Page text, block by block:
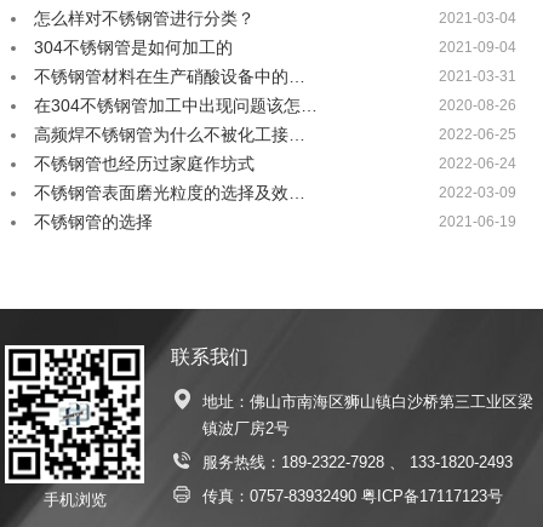
怎么样对不锈钢管进行分类？ 2021-03-04
304不锈钢管是如何加工的 2021-09-04
不锈钢管材料在生产硝酸设备中的… 2021-03-31
在304不锈钢管加工中出现问题该怎… 2020-08-26
高频焊不锈钢管为什么不被化工接… 2022-06-25
不锈钢管也经历过家庭作坊式 2022-06-24
不锈钢管表面磨光粒度的选择及效… 2022-03-09
不锈钢管的选择 2021-06-19
手机浏览
联系我们
地址：佛山市南海区狮山镇白沙桥第三工业区梁
镇波厂房2号
服务热线： 189-2322-7928、 133-1820-2493
传真：0757-83932490 粤ICP备17117123号